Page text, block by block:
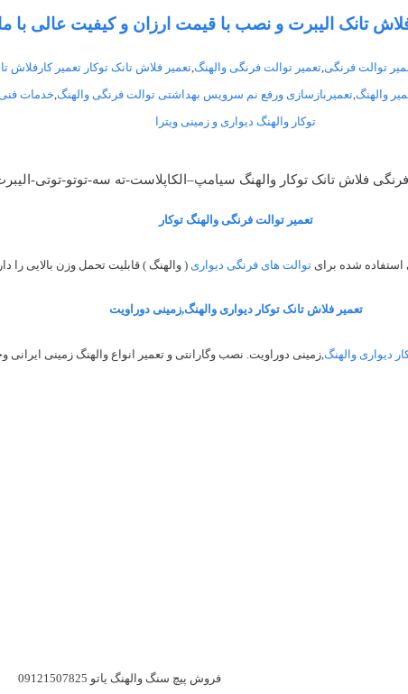
تانک الیبرت و نصب با قیمت ارزان و کیفیت عالی با
توالت فرنگی تعمیر توالت فرنگی والهنگ تعمیر فلاش تانک توکار تعمیر کارفلاش
والهنگ تعمیربازسازی ورفع نم سرویس بهداشتی توالت فرنگی والهنگ خدمات
توکار والهنگ دیواری و زمینی ویترا
فلاش تانک توکار والهنگ سیامپ–الکاپلاست-ته سه-توتو-توتی-
تعمیر توالت فرنگی والهنگ توکار
شده برای توالت های فرنگی دیواری ( والهنگ ) قابلیت تحمل وزن بالایی را
تعمیر فلاش تانک توکار دیواری والهنگ,زمینی دوراویت
دیواری والهنگ ,زمینی دوراویت. نصب وگارانتی و تعمیر انواع والهنگ زمینی ایرانی
فروش پیچ سنگ والهنگ یاتو 09121507825